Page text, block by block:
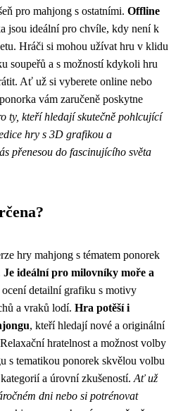
pro mahjong s ostatními. Offline
jsou ideální pro chvíle, kdy není k
Hráči si mohou užívat hru v klidu
soupeřů a s možností kdykoli hru
Ať už si vyberete online nebo
vám zaručeně poskytne
ty, kteří hledají skutečně pohlcující
hry s 3D grafikou a
přenesou do fascinujícího světa
hry mahjong s tématem ponorek
Je ideální pro milovníky moře a
ocení detailní grafiku s motivy
a vraků lodí. Hra potěší i
, kteří hledají nové a originální
hratelnost a možnost volby
s tematikou ponorek skvělou volbu
a úrovní zkušeností. Ať už
dni nebo si potrénovat